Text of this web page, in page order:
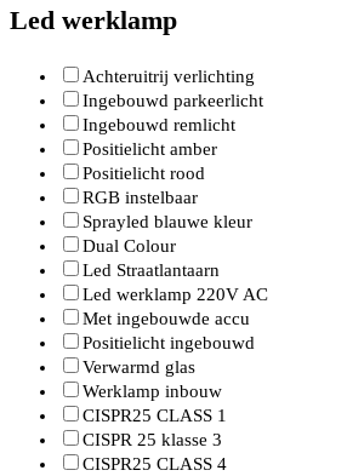
Led werklamp
Achteruitrij verlichting
Ingebouwd parkeerlicht
Ingebouwd remlicht
Positielicht amber
Positielicht rood
RGB instelbaar
Sprayled blauwe kleur
Dual Colour
Led Straatlantaarn
Led werklamp 220V AC
Met ingebouwde accu
Positielicht ingebouwd
Verwarmd glas
Werklamp inbouw
CISPR25 CLASS 1
CISPR 25 klasse 3
CISPR25 CLASS 4